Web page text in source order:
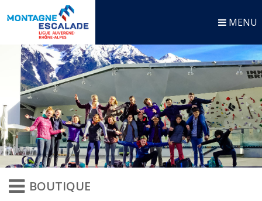
MENU
BOUTIQUE